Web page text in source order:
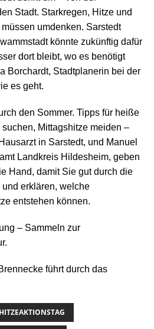
Stadt. Starkregen, Hitze und
umdenken. Sarstedt
könnte zukünftig dafür
dort bleibt, wo es benötigt
Borchardt, Stadtplanerin bei der
es geht.
den Sommer. Tipps für heiße
Mittagshitze meiden –
in Sarstedt, und Manuel
Landkreis Hildesheim, geben
Hand, damit Sie gut durch die
erklären, welche
entstehen können.
– Sammeln zur
führt durch das
HITZEAKTIONSTAG